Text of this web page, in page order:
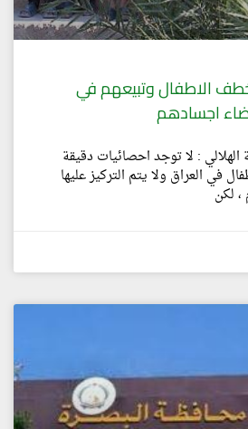
الاطفال وتبيعهم في
اجسادهم
الهلالي : لا توجد احصائيات دقيقة
في العراق ولا يتم التركيز عليها
، لكن